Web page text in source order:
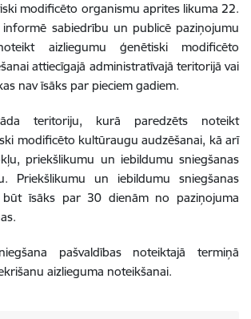
modificēto organismu aprites likuma 22.
informē sabiedrību un publicē paziņojumu
aizliegumu ģenētiski modificēto
attiecīgajā administratīvajā teritorijā vai
nav īsāks par pieciem gadiem.
teritoriju, kurā paredzēts noteikt
modificēto kultūraugu audzēšanai, kā arī
priekšlikumu un iebildumu sniegšanas
Priekšlikumu un iebildumu sniegšanas
īsāks par 30 dienām no paziņojuma
pašvaldības noteiktajā termiņā
aizlieguma noteikšanai.